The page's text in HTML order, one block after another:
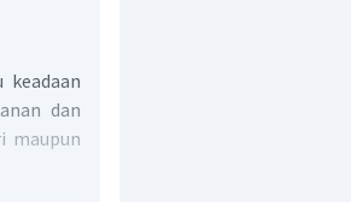
keadaan
dan
maupun